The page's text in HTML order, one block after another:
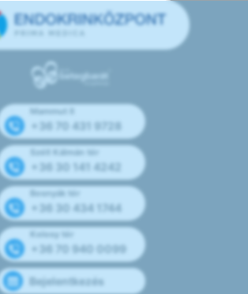
Mammut II
+36 70 431 9728
Széll Kálmán tér
+36 30 141 4242
Bosnyák tér
+36 30 434 1744
Kolosy tér
+36 70 940 0099
Bejelentkezés